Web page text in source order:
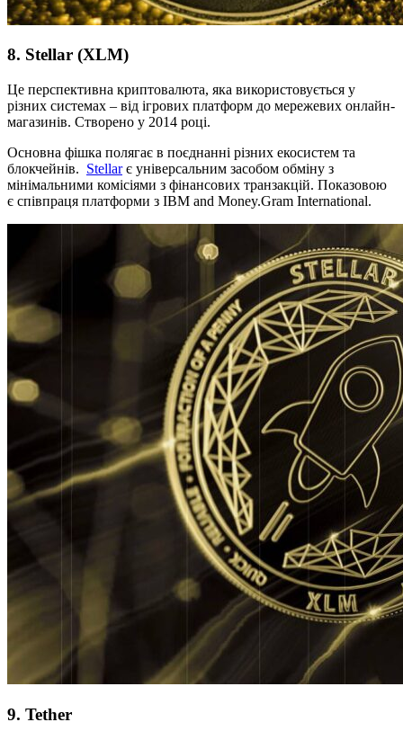
8. Stellar (XLM)
Це перспективна криптовалюта, яка використовується у
різних системах – від ігрових платформ до мережевих онлайн-
магазинів. Створено у 2014 році.
Основна фішка полягає в поєднанні різних екосистем та
блокчейнів. Stellarє універсальним засобом обміну з
мінімальними комісіями з фінансових транзакцій. Показовою
є співпраця платформи з IBM and Money.Gram International.
9. Tether